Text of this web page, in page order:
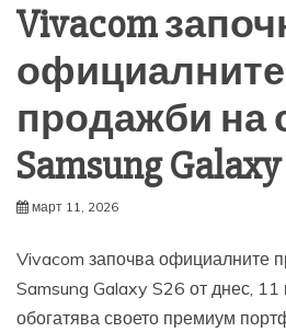
Vivacom
официалните
продажби на
Samsung Galaxy
март 11, 2026
Vivacom започва официалните
Samsung Galaxy S26 от днес, 11
обогатява своето премиум